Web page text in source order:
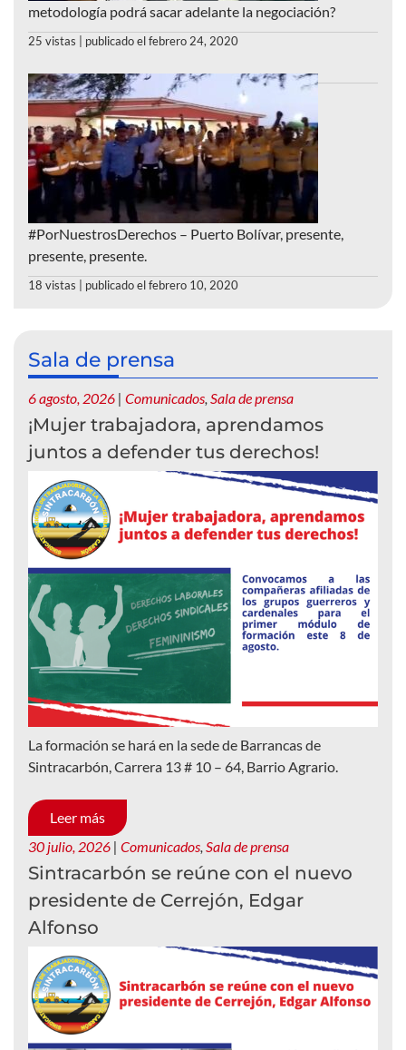
metodología podrá sacar adelante la negociación?
25 vistas publicado el febrero 24, 2020
#PorNuestrosDerechos – Puerto Bolívar, presente,
presente, presente.
18 vistas publicado el febrero 10, 2020
Sala de prensa
6 agosto, 2026 | Comunicados, Sala de prensa
¡Mujer trabajadora, aprendamos
juntos a defender tus derechos!
La formación se hará en la sede de Barrancas de
Sintracarbón, Carrera 13 # 10 – 64, Barrio Agrario.
Leer más
30 julio, 2026 | Comunicados Sala de prensa
Sintracarbón se reúne con el nuevo
presidente de Cerrejón, Edgar
Alfonso